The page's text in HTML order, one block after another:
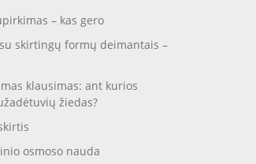
– kas gero
skirtingų formų deimantais –
klausimas: ant kurios
žiedas?
osmoso nauda